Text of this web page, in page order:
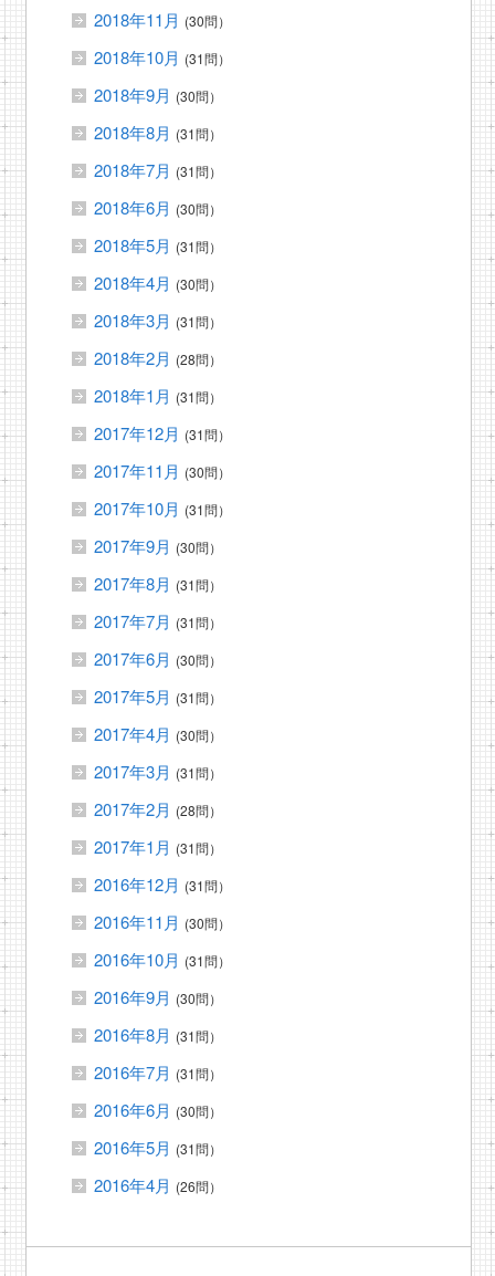
2018年11月 (30問）
2018年10月 (31問）
2018年9月 (30問）
2018年8月 (31問）
2018年7月 (31問）
2018年6月 (30問）
2018年5月 (31問）
2018年4月 (30問）
2018年3月 (31問）
2018年2月 (28問）
2018年1月 (31問）
2017年12月 (31問）
2017年11月 (30問）
2017年10月 (31問）
2017年9月 (30問）
2017年8月 (31問）
2017年7月 (31問）
2017年6月 (30問）
2017年5月 (31問）
2017年4月 (30問）
2017年3月 (31問）
2017年2月 (28問）
2017年1月 (31問）
2016年12月 (31問）
2016年11月 (30問）
2016年10月 (31問）
2016年9月 (30問）
2016年8月 (31問）
2016年7月 (31問）
2016年6月 (30問）
2016年5月 (31問）
2016年4月 (26問）